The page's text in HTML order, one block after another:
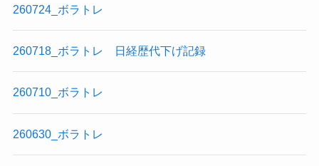
260724_ボラトレ
260718_ボラトレ 日経歴代下げ記録
260710_ボラトレ
260630_ボラトレ